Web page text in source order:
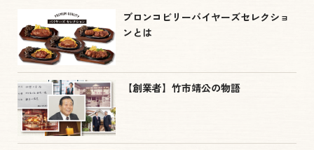
ブロンコビリーバイヤーズセレクショ
ンとは
【創業者】竹市靖公の物語